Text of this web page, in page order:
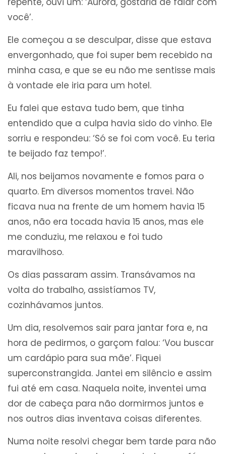
você’.
Ele começou a se desculpar, disse que estava
envergonhado, que foi super bem recebido na
minha casa, e que se eu não me sentisse mais
à vontade ele iria para um hotel.
Eu falei que estava tudo bem, que tinha
entendido que a culpa havia sido do vinho. Ele
sorriu e respondeu: ‘Só se foi com você. Eu teria
te beijado faz tempo!’.
Ali, nos beijamos novamente e fomos para o
quarto. Em diversos momentos travei. Não
ficava nua na frente de um homem havia 15
anos, não era tocada havia 15 anos, mas ele
me conduziu, me relaxou e foi tudo
maravilhoso.
Os dias passaram assim. Transávamos na
volta do trabalho, assistíamos TV,
cozinhávamos juntos.
Um dia, resolvemos sair para jantar fora e, na
hora de pedirmos, o garçom falou: ‘Vou buscar
um cardápio para sua mãe’. Fiquei
superconstrangida. Jantei em silêncio e assim
fui até em casa. Naquela noite, inventei uma
dor de cabeça para não dormirmos juntos e
nos outros dias inventava coisas diferentes.
Numa noite resolvi chegar bem tarde para não